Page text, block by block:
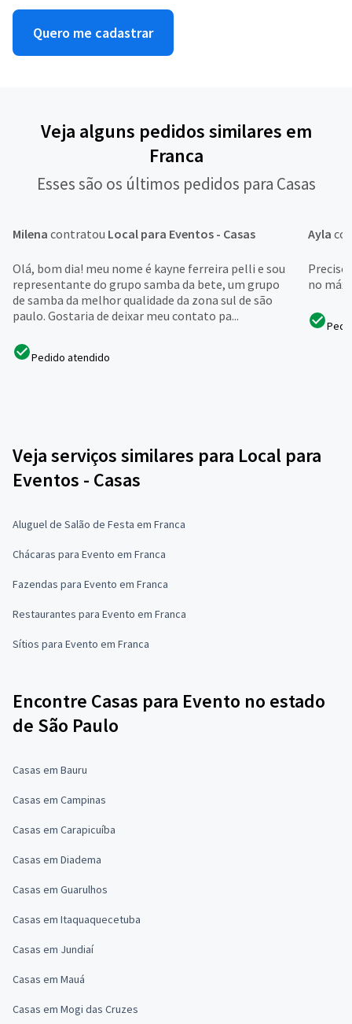
Quero me cadastrar
Veja alguns pedidos similares em
Franca
Esses são os últimos pedidos para Casas
Milena contratou Local para Eventos - Casas
Olá, bom dia! meu nome é kayne ferreira pelli e sou
representante do grupo samba da bete, um grupo
de samba da melhor qualidade da zona sul de são
paulo. Gostaria de deixar meu contato pa...
Pedido atendido
Ayla
Preciso
no
Veja serviços similares para Local para
Eventos - Casas
Aluguel de Salão de Festa em Franca
Chácaras para Evento em Franca
Fazendas para Evento em Franca
Restaurantes para Evento em Franca
Sítios para Evento em Franca
Encontre Casas para Evento no estado
de São Paulo
Casas em Bauru
Casas em Campinas
Casas em Carapicuíba
Casas em Diadema
Casas em Guarulhos
Casas em Itaquaquecetuba
Casas em Jundiaí
Casas em Mauá
Casas em Mogi das Cruzes